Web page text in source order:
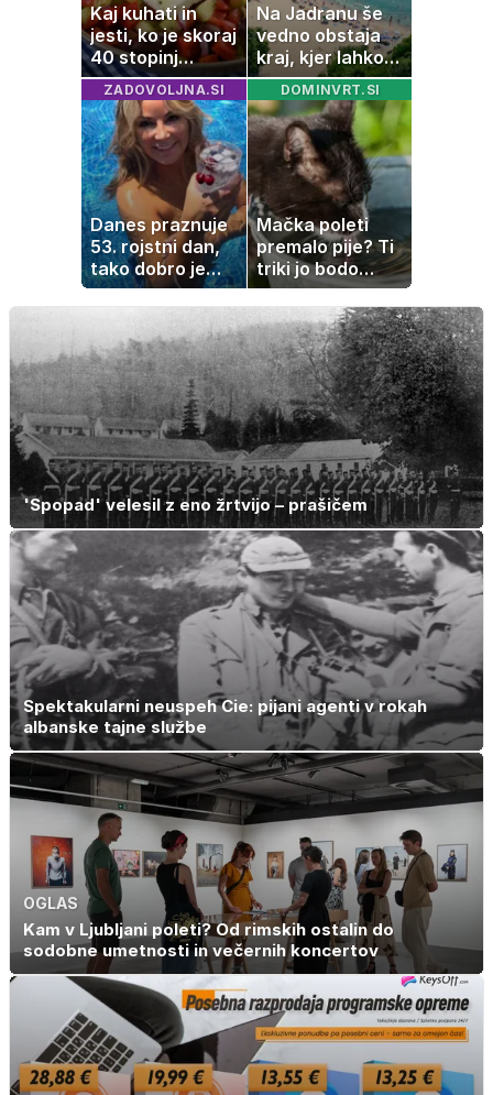
Kaj kuhati in
jesti, ko je skoraj
40 stopinj
Celzija: 5 kosil
brez prižiganja
pečice
Na Jadranu še
vedno obstaja
kraj, kjer lahko
dopustujete
poceni:
nastanitev že od
10 evrov, kosilo
za pet evrov
ZADOVOLJNA.SI
Danes praznuje
53. rojstni dan,
tako dobro je
videti znana
Slovenka
DOMINVRT.SI
Mačka poleti
premalo pije? Ti
triki jo bodo
spodbudili, da
zaužije več vode
'Spopad' velesil z eno žrtvijo – prašičem
Spektakularni neuspeh Cie: pijani agenti v rokah
albanske tajne službe
OGLAS
Kam v Ljubljani poleti? Od rimskih ostalin do
sodobne umetnosti in večernih koncertov